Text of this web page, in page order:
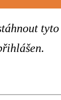
tyto